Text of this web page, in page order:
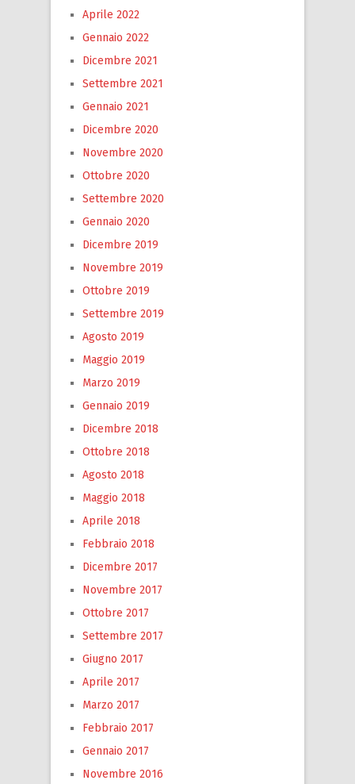
Aprile 2022
Gennaio 2022
Dicembre 2021
Settembre 2021
Gennaio 2021
Dicembre 2020
Novembre 2020
Ottobre 2020
Settembre 2020
Gennaio 2020
Dicembre 2019
Novembre 2019
Ottobre 2019
Settembre 2019
Agosto 2019
Maggio 2019
Marzo 2019
Gennaio 2019
Dicembre 2018
Ottobre 2018
Agosto 2018
Maggio 2018
Aprile 2018
Febbraio 2018
Dicembre 2017
Novembre 2017
Ottobre 2017
Settembre 2017
Giugno 2017
Aprile 2017
Marzo 2017
Febbraio 2017
Gennaio 2017
Novembre 2016